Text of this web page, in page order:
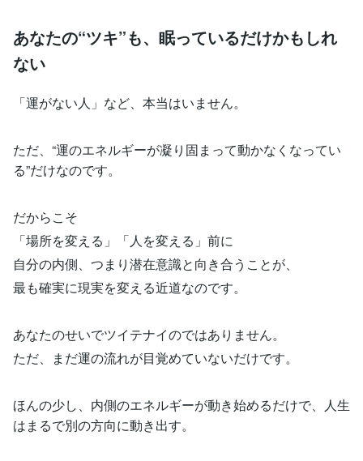
あなたの“ツキ”も、眠っているだけかもしれ
ない
「運がない人」など、本当はいません。
ただ、“運のエネルギーが凝り固まって動かなくなってい
る”だけなのです。
だからこそ
「場所を変える」「人を変える」前に
自分の内側、つまり潜在意識と向き合うことが、
最も確実に現実を変える近道なのです。
あなたのせいでツイテナイのではありません。
ただ、まだ運の流れが目覚めていないだけです。
ほんの少し、内側のエネルギーが動き始めるだけで、人生
はまるで別の方向に動き出す。